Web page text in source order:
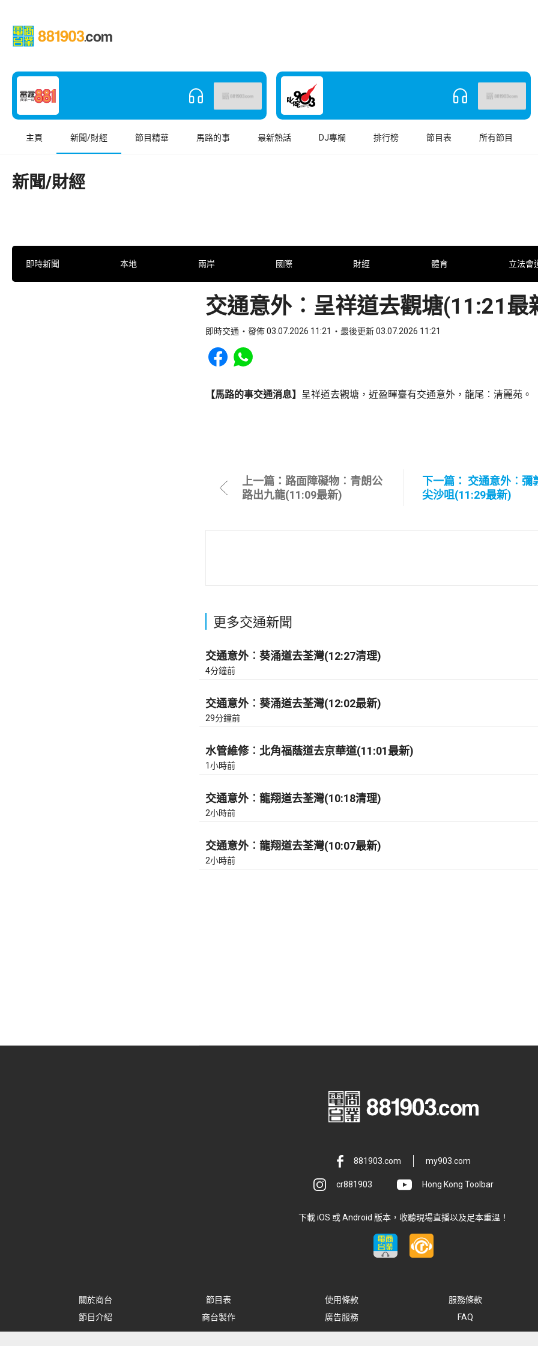
主頁 新聞/財經 節目精華 馬路的事 最新熱話 DJ專欄 排行榜 節目表 所有節目
新聞/財經
即時新聞 本地 兩岸 國際 財經 體育 立法會
交通意外︰呈祥道去觀塘(11:21最
即時交通 發佈 03.07.2026 11:21 最後更新 03.07.2026 11:21
Share to Facebook
Share to WhatsApp
【馬路的事交通消息】 呈祥道去觀塘，近盈暉臺有交通意外，龍尾︰清麗苑。
上一篇：路面障礙物︰青朗公
路出九龍(11:09最新)
下一篇： 交通意外︰彌
尖沙咀(11:29最新)
更多交通新聞
交通意外︰葵涌道去荃灣(12:27清理)
4分鐘前
交通意外︰葵涌道去荃灣(12:02最新)
29分鐘前
水管維修︰北角福蔭道去京華道(11:01最新)
1小時前
交通意外︰龍翔道去荃灣(10:18清理)
2小時前
交通意外︰龍翔道去荃灣(10:07最新)
2小時前
881903.com my903.com
cr881903 Hong Kong Toolbar
下載 iOS 或 Android 版本，收聽現場直播以及足本重溫！
關於商台 節目表 使用條款 服務條款
節目介紹
商台製作 廣告服務 FAQ